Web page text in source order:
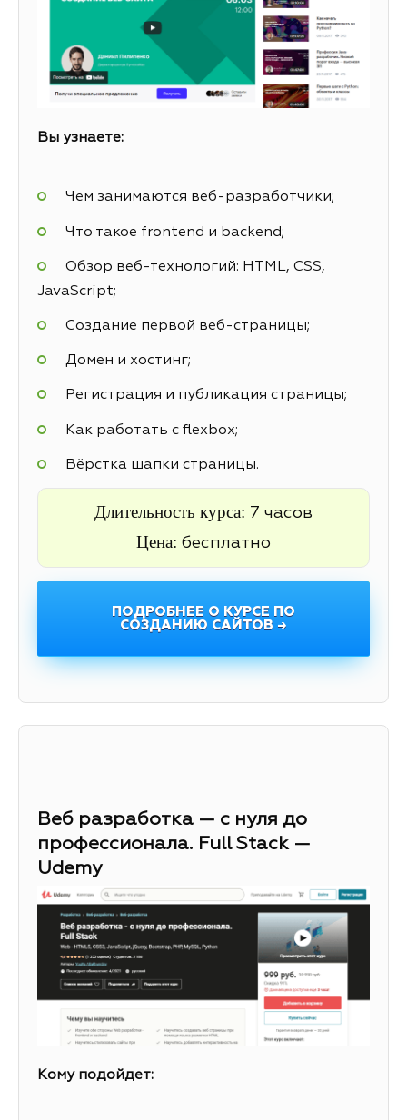
Вы узнаете:
Чем занимаются веб-разработчики;
Что такое frontend и backend;
Обзор веб-технологий: HTML, CSS,
JavaScript;
Создание первой веб-страницы;
Домен и хостинг;
Регистрация и публикация страницы;
Как работать с flexbox;
Вёрстка шапки страницы.
Длительность курса: 7 часов
Цена: бесплатно
ПОДРОБНЕЕ О КУРСЕ ПО
СОЗДАНИЮ САЙТОВ →
Веб разработка — с нуля до
профессионала. Full Stack —
Udemy
Кому подойдет: